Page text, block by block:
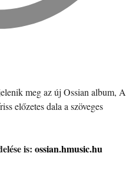
meg az új Ossian album, A
előzetes dala a szöveges
is: ossian.hmusic.hu